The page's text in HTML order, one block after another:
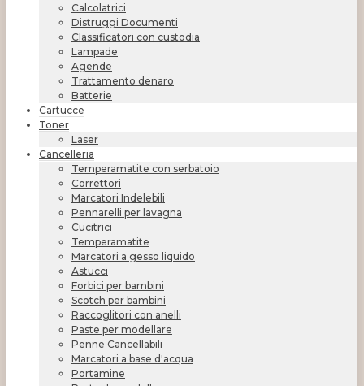
Calcolatrici
Distruggi Documenti
Classificatori con custodia
Lampade
Agende
Trattamento denaro
Batterie
Cartucce
Toner
Laser
Cancelleria
Temperamatite con serbatoio
Correttori
Marcatori Indelebili
Pennarelli per lavagna
Cucitrici
Temperamatite
Marcatori a gesso liquido
Astucci
Forbici per bambini
Scotch per bambini
Raccoglitori con anelli
Paste per modellare
Penne Cancellabili
Marcatori a base d'acqua
Portamine